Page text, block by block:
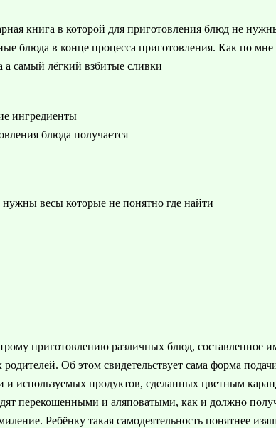
книга в которой для приготовления блюд не
блюда в конце процесса приготовления. Как по
самый лёгкий взбитые сливки
ингредиенты
блюда получается
весы которые не понятно где найти
приготовлению различных блюд, составленное
родителей. Об этом свидетельствует сама форма
и используемых продуктов, сделанных цветным
перекошенными и аляповатыми, как и должно
Ребёнку такая самодеятельность понятнее